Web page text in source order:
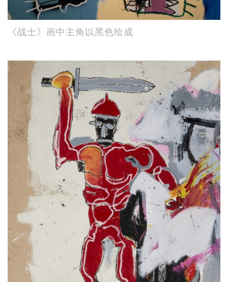
《战士》画中主角以黑色绘成